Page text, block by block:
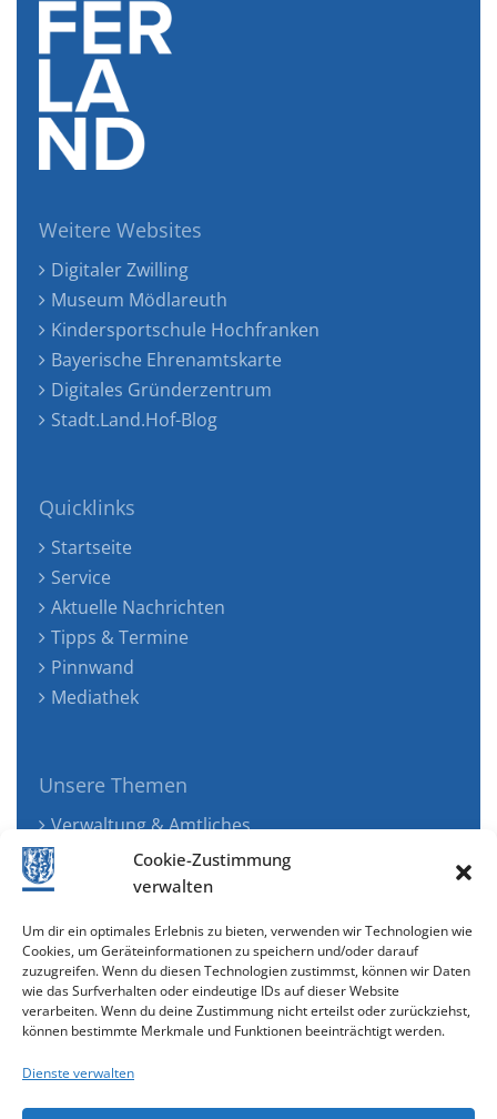
Cookie-Zustimmung
verwalten
Um dir ein optimales Erlebnis zu bieten, verwenden wir Technologien wie
Cookies, um Geräteinformationen zu speichern und/oder darauf
zuzugreifen. Wenn du diesen Technologien zustimmst, können wir Daten
wie das Surfverhalten oder eindeutige IDs auf dieser Website
verarbeiten. Wenn du deine Zustimmung nicht erteilst oder zurückziehst,
können bestimmte Merkmale und Funktionen beeinträchtigt werden.
Dienste verwalten
Weitere Websites
Digitaler Zwilling
Museum Mödlareuth
Kindersportschule Hochfranken
Bayerische Ehrenamtskarte
Digitales Gründerzentrum
Stadt.Land.Hof-Blog
Quicklinks
Startseite
Service
Aktuelle Nachrichten
Tipps & Termine
Pinnwand
Mediathek
Unsere Themen
Verwaltung & Amtliches
Jugend, Familie & Gesundheit
Tourismus, Freizeit & Ökologie
Wirtschaft & Verkehr
Senioren & Inklusion